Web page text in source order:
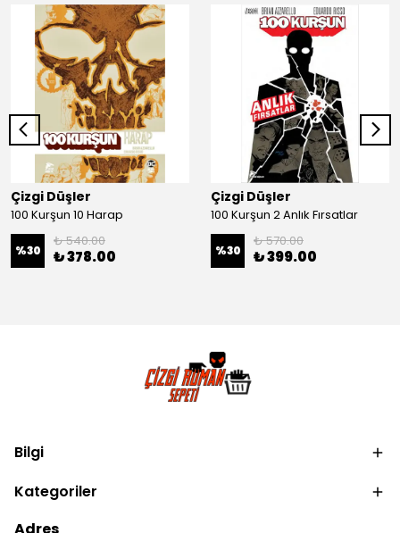
Çizgi Düşler
100 Kurşun 10 Harap
%30
₺ 540.00
₺ 378.00
Çizgi Düşler
100 Kurşun 2 Anlık Fırsatlar
%30
₺ 570.00
₺ 399.00
Bilgi
Kategoriler